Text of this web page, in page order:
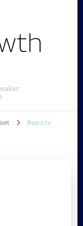
Busca tu